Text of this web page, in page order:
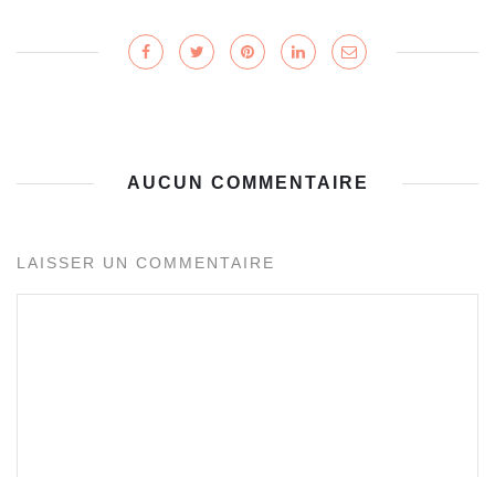
AUCUN COMMENTAIRE
LAISSER UN COMMENTAIRE